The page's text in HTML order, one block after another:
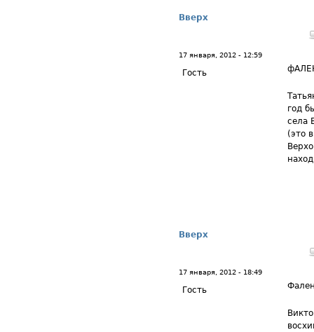
Вверх
17 января, 2012 - 12:59
Гость
год
села
(это
Вверх
17 января, 2012 - 18:49
Гость